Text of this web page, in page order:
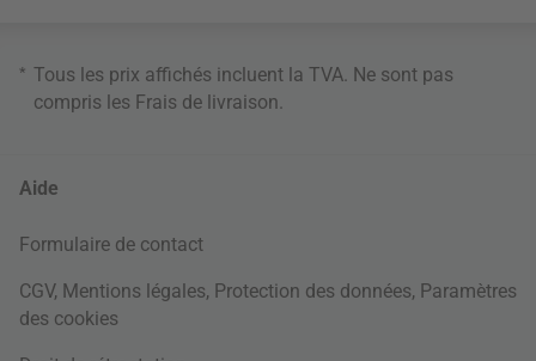
* Tous les prix affichés incluent la TVA. Ne sont pas
compris les Frais de livraison
Aide
Formulaire de contact
CGV, Mentions légales, Protection des données, Paramètres
des cookies